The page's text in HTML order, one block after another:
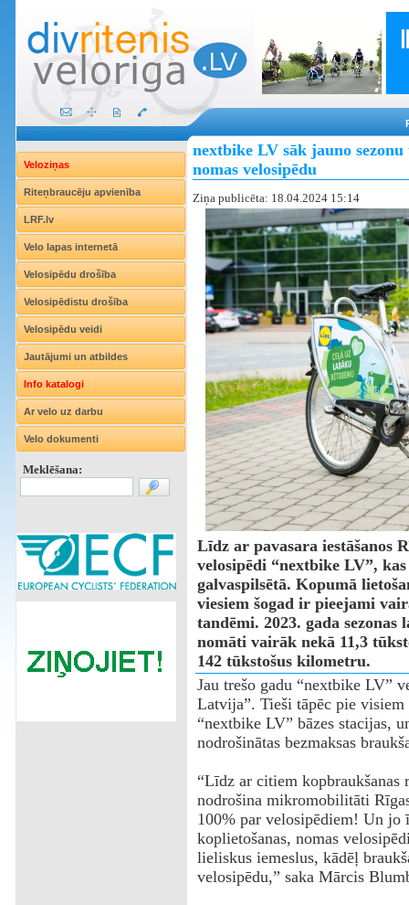
Veloziņas
Riteņbraucēju apvienība
LRF.lv
Velo lapas internetā
Velosipēdu drošība
Velosipēdistu drošība
Velosipēdu veidi
Jautājumi un atbildes
Info katalogi
Ar velo uz darbu
Velo dokumenti
Meklēšana:
nextbike LV sāk jauno
nomas velosipēdu
Ziņa publicēta: 18.04.2024 15:14
Līdz ar pavasara iestāšanos
velosipēdi “nextbike LV”,
galvaspilsētā. Kopumā
viesiem šogad ir pieejami
tandēmi. 2023. gada
nomāti vairāk nekā 11,3
142 tūkstošus kilometru.
Jau trešo gadu “nextbike LV”
Latvija”. Tieši tāpēc pie
“nextbike LV” bāzes stacijas,
nodrošinātas bezmaksas
“Līdz ar citiem
nodrošina mikromobilitāti
100% par velosipēdiem! Un jo
koplietošanas, nomas
lieliskus iemeslus, kādēļ
velosipēdu,” saka Mārcis